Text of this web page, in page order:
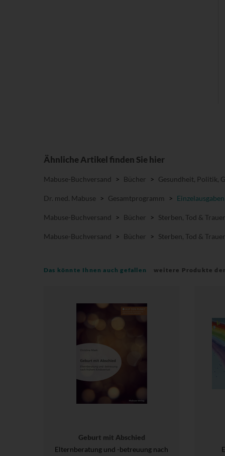
Ähnliche Artikel finden Sie hier
Mabuse-Buchversand > Bücher > Gesundheit, Politik,
Dr. med. Mabuse > Gesamtprogramm > Einzelausgaben
Mabuse-Buchversand > Bücher > Sterben, Tod & Trauer
Mabuse-Buchversand > Bücher > Sterben, Tod & Trauer
Das könnte Ihnen auch gefallen weitere Produkte
Geburt mit Abschied
Elternberatung und -betreuung nach